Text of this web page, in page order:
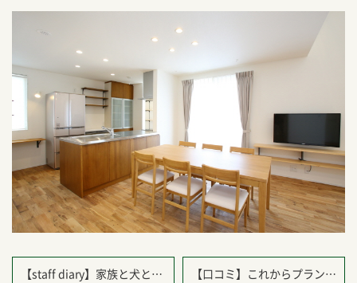
【staff diary】家族と犬と一
【口コミ】これからプランニ